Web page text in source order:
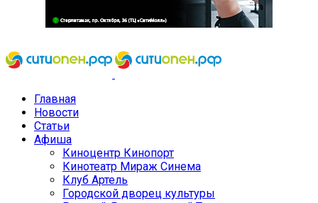
Главная
Новости
Статьи
Афиша
Киноцентр Кинопорт
Кинотеатр Мираж Синема
Клуб Артель
Городской дворец культуры